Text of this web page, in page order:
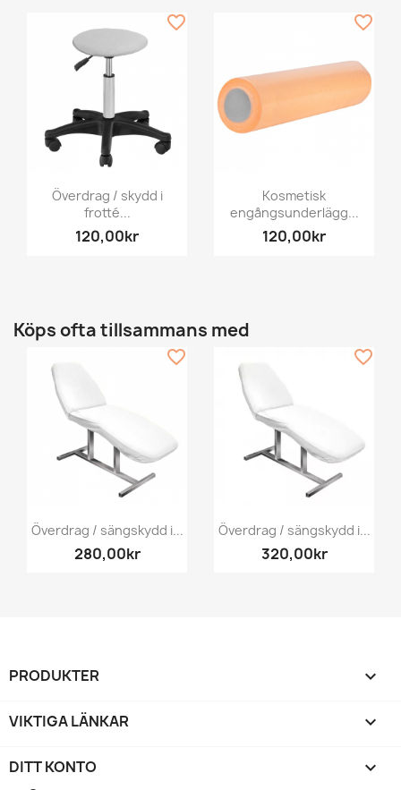
Överdrag / skydd i
frotté...
120,00kr
favorite_border
Kosmetisk
engångsunderlägg...
120,00kr
favorite_border
Köps ofta tillsammans med
Överdrag / sängskydd i...
280,00kr
favorite_border
Överdrag / sängskydd i...
320,00kr
favorite_border
PRODUKTER 
VIKTIGA LÄNKAR 
DITT KONTO 